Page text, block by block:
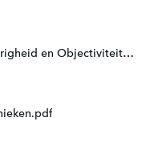
2.6 Het Ontwikkelen van Nauwkeurigheid en Objectiviteit & Omgaan met Zelftwijfel en Weerstand